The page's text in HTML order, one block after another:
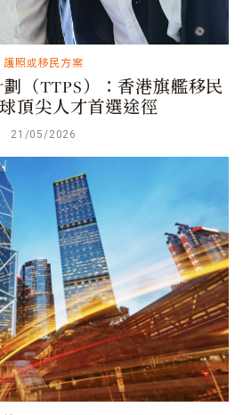
護照或移民方案
（TTPS）：香港旗艦移民
頂尖人才首選途徑
21/05/2026